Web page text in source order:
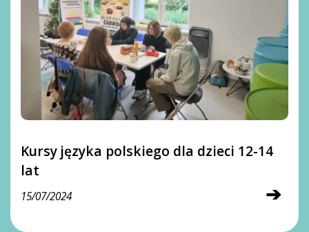
Kursy języka polskiego dla dzieci 12-14
lat
➔
15/07/2024